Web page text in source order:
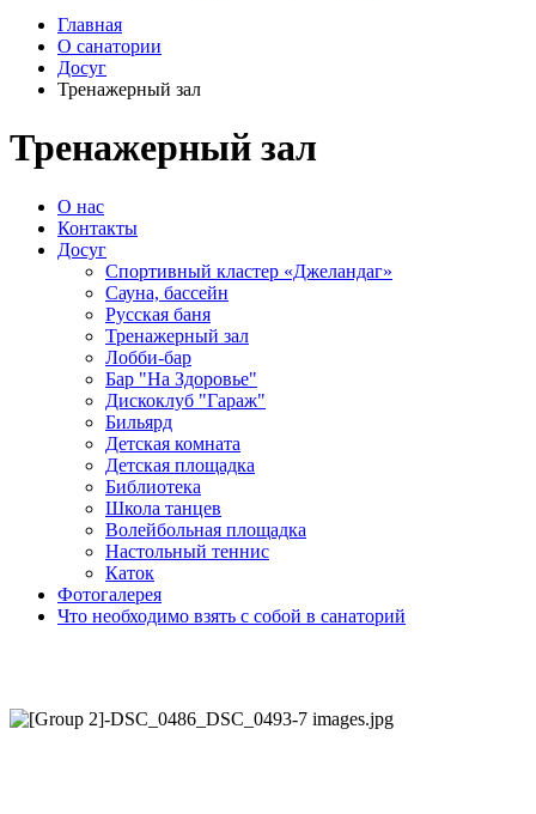
Главная
О санатории
Досуг
Тренажерный зал
Тренажерный зал
О нас
Контакты
Досуг
Спортивный кластер «Джеландаг»
Сауна, бассейн
Русская баня
Тренажерный зал
Лобби-бар
Бар "На Здоровье"
Дискоклуб "Гараж"
Бильярд
Детская комната
Детская площадка
Библиотека
Школа танцев
Волейбольная площадка
Настольный теннис
Каток
Фотогалерея
Что необходимо взять с собой в санаторий